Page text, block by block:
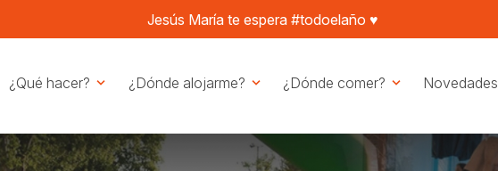
Jesús María te espera #todoelaño ♥️
¿Qué hacer? ¿Dónde alojarme? ¿Dónde comer? Novedades